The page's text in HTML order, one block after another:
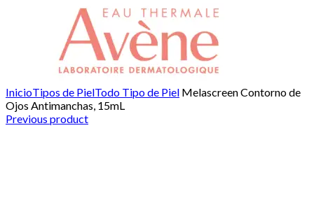
InicioTipos de PielTodo Tipo de Piel Melascreen Contorno de
Ojos Antimanchas, 15mL
Previous product